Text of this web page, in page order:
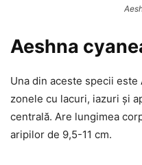
Aeshna
Una din aceste specii este
zonele cu lacuri, iazuri și
centrală. Are lungimea
aripilor de 9,5-11 cm.